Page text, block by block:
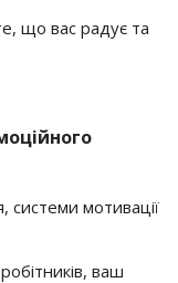
що вас радує та
мотивації
ваш